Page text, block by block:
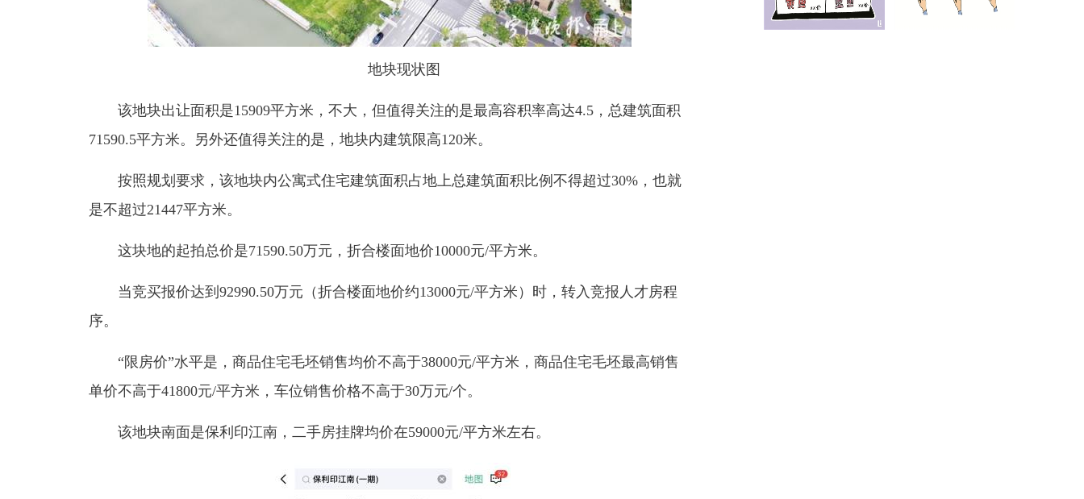
地块现状图
该地块出让面积是15909平方米，不大，但值得关注的是最高容积率高达4.5，总建筑面积
71590.5平方米。另外还值得关注的是，地块内建筑限高120米。
按照规划要求，该地块内公寓式住宅建筑面积占地上总建筑面积比例不得超过30%，也就
是不超过21447平方米。
这块地的起拍总价是71590.50万元，折合楼面地价10000元/平方米。
当竞买报价达到92990.50万元（折合楼面地价约13000元/平方米）时，转入竞报人才房程
序。
“限房价”水平是，商品住宅毛坯销售均价不高于38000元/平方米，商品住宅毛坯最高销售
单价不高于41800元/平方米，车位销售价格不高于30万元/个。
该地块南面是保利印江南，二手房挂牌均价在59000元/平方米左右。